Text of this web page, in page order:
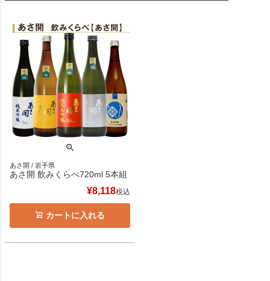
あさ開 / 岩手県
あさ開 飲みくらべ720ml 5本組
¥8,118税込
カートに入れる